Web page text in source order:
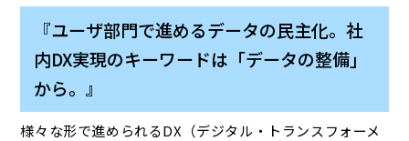
『ユーザ部門で進めるデータの民主化。社
内DX実現のキーワードは「データの整備」
から。』
様々な形で進められるDX（デジタル・トランスフォーメ